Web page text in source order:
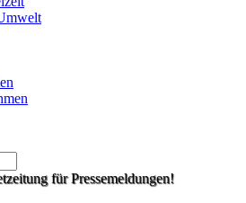
für Pressemeldungen!